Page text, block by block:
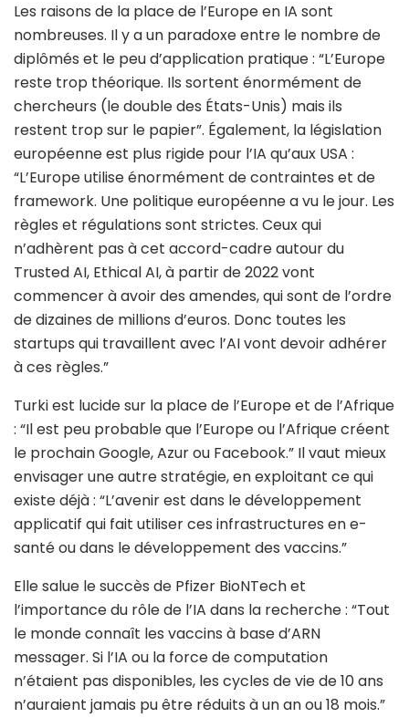
Les raisons de la place de l’Europe en IA sont
nombreuses. Il y a un paradoxe entre le nombre de
diplômés et le peu d’application pratique : “L’Europe
reste trop théorique. Ils sortent énormément de
chercheurs (le double des États-Unis) mais ils
restent trop sur le papier”. Également, la législation
européenne est plus rigide pour l’IA qu’aux USA :
“L’Europe utilise énormément de contraintes et de
framework. Une politique européenne a vu le jour. Les
règles et régulations sont strictes. Ceux qui
n’adhèrent pas à cet accord-cadre autour du
Trusted AI, Ethical AI, à partir de 2022 vont
commencer à avoir des amendes, qui sont de l’ordre
de dizaines de millions d’euros. Donc toutes les
startups qui travaillent avec l’AI vont devoir adhérer
à ces règles.”
Turki est lucide sur la place de l’Europe et de l’Afrique
: “Il est peu probable que l’Europe ou l’Afrique créent
le prochain Google, Azur ou Facebook.” Il vaut mieux
envisager une autre stratégie, en exploitant ce qui
existe déjà : “L’avenir est dans le développement
applicatif qui fait utiliser ces infrastructures en e-
santé ou dans le développement des vaccins.”
Elle salue le succès de Pfizer BioNTech et
l’importance du rôle de l’IA dans la recherche : “Tout
le monde connaît les vaccins à base d’ARN
messager. Si l’IA ou la force de computation
n’étaient pas disponibles, les cycles de vie de 10 ans
n’auraient jamais pu être réduits à un an ou 18 mois.”